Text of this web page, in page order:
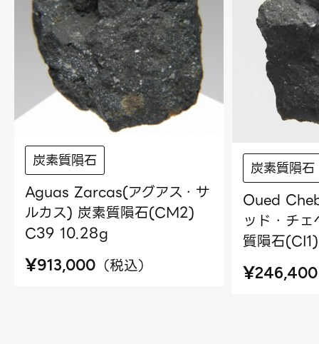
炭素質隕石
Aguas Zarcas(アグアス・サ
ルカス) 炭素質隕石(CM2)
C39 10.28g
¥913,000 （税込）
炭素質隕石
Oued
ッド・チ
質隕石
¥246,400